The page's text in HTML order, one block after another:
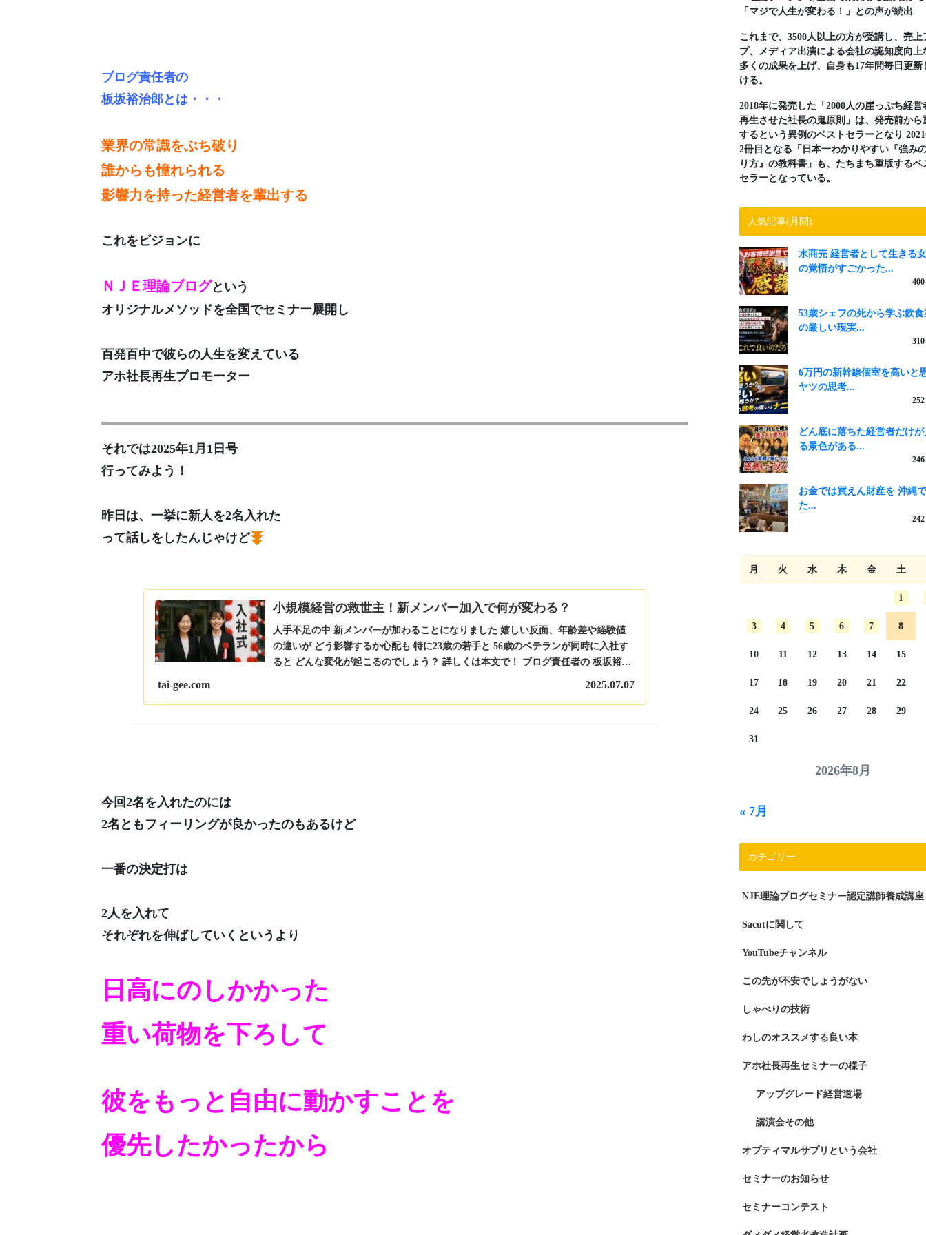
ブログ責任者の
板坂裕治郎とは・・・
業界の常識をぶち破り
誰からも憧れられる
影響力を持った経営者を輩出する
これをビジョンに
ＮＪＥ理論ブログという
オリジナルメソッドを全国でセミナー展開し
百発百中で彼らの人生を変えている
アホ社長再生プロモーター
それでは2025年1月1日号
行ってみよう！
昨日は、一挙に新人を2名入れた
って話しをしたんじゃけど
小規模経営の救世主！新メンバー加入で何が変わる？
人手不足の中 新メンバーが加わることになりました 嬉しい反面、年齢差や経験値
の違いが どう影響するか心配も 特に23歳の若手と 56歳のベテランが同時に入社す
ると どんな変化が起こるのでしょう？ 詳しくは本文で！ ブログ責任者の 板坂裕治
tai-gee.com 2025.07.07
今回2名を入れたのには
2名ともフィーリングが良かったのもあるけど
一番の決定打は
2人を入れて
それぞれを伸ばしていくというより
日高にのしかかった
重い荷物を下ろして
彼をもっと自由に動かすことを
優先したかったから
「マジで人生が変わる！」との声が続出
これまで、3500人以上の方が受講し、売上
プ、メディア出演による会社の認知度向上
多くの成果を上げ、自身も17年間毎日更新
ける。
2018年に発売した「2000人の崖っぷち経営
再生させた社長の鬼原則」は、発売前から
するという異例のベストセラーとなり
2冊目となる「日本一わかりやすい『強み
り方』の教科書」も、たちまち重版するベ
セラーとなっている。
人気記事(月間)
水商売 経営者として生きる
の覚悟がすごかった...
53歳シェフの死から学ぶ飲食
の厳しい現実...
6万円の新幹線個室を高いと
ヤツの思考...
どん底に落ちた経営者だけが
る景色がある...
お金では買えん財産を 沖縄
た...
2026年8月
月 火 水 木 金 土
1
3 4 5 6 7 8
10 11 12 13 14 15
17 18 19 20 21 22
24 25 26 27 28 29
31
« 7月
カテゴリー
NJE理論ブログセミナー認定講師養成講座
Sacutに関して
YouTubeチャンネル
この先が不安でしょうがない
しゃべりの技術
わしのオススメする良い本
アホ社長再生セミナーの様子
アップグレード経営道場
講演会その他
オプティマルサプリという会社
セミナーのお知らせ
セミナーコンテスト